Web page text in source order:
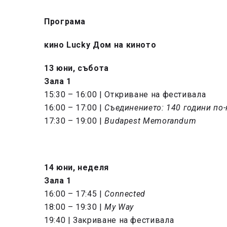
Програма
кино Lucky Дом на киното
13 юни, събота
Зала 1
15:30 – 16:00 | Откриване на фестивала
16:00 – 17:00 | Съединението: 140 години
17:30 – 19:00 |Budapest Memorandum
14 юни, неделя
Зала 1
16:00 – 17:45 | Connected
18:00 – 19:30 |My Way
19:40 | Закриване на фестивала